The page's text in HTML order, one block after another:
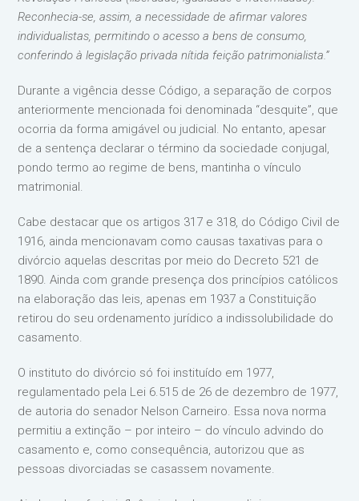
Reconhecia-se, assim, a necessidade de afirmar valores
individualistas, permitindo o acesso a bens de consumo,
conferindo à legislação privada nítida feição patrimonialista.”
Durante a vigência desse Código, a separação de corpos
anteriormente mencionada foi denominada “desquite”, que
ocorria da forma amigável ou judicial. No entanto, apesar
de a sentença declarar o término da sociedade conjugal,
pondo termo ao regime de bens, mantinha o vínculo
matrimonial.
Cabe destacar que os artigos 317 e 318, do Código Civil de
1916, ainda mencionavam como causas taxativas para o
divórcio aquelas descritas por meio do Decreto 521 de
1890. Ainda com grande presença dos princípios católicos
na elaboração das leis, apenas em 1937 a Constituição
retirou do seu ordenamento jurídico a indissolubilidade do
casamento.
O instituto do divórcio só foi instituído em 1977,
regulamentado pela Lei 6.515 de 26 de dezembro de 1977,
de autoria do senador Nelson Carneiro. Essa nova norma
permitiu a extinção – por inteiro – do vínculo advindo do
casamento e, como consequência, autorizou que as
pessoas divorciadas se casassem novamente.